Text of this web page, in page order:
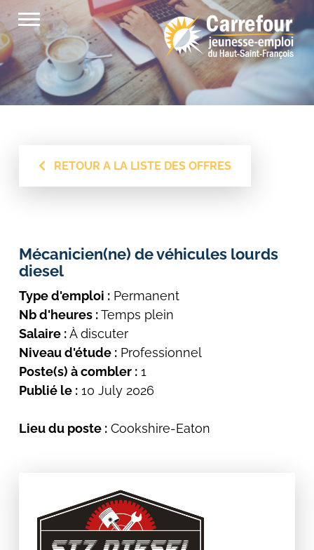
Skip
to
content
RETOUR A LA LISTE DES OFFRES
Mécanicien(ne) de véhicules lourds
diesel
Type d'emploi : Permanent
Nb d'heures :Temps plein
Salaire :À discuter
Niveau d'étude : Professionnel
Poste(s) à combler : 1
Publié le : 10 July 2026
Lieu du poste : Cookshire-Eaton